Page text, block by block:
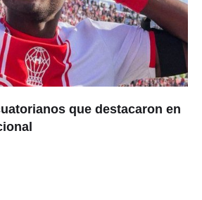
que destacaron en